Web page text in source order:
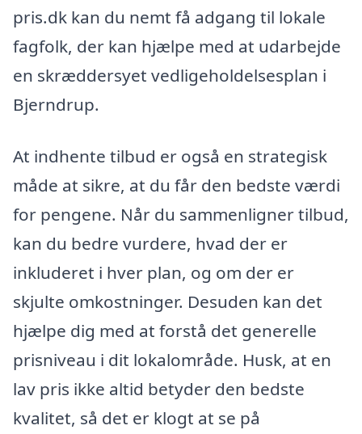
pris.dk kan du nemt få adgang til lokale
fagfolk, der kan hjælpe med at udarbejde
en skræddersyet vedligeholdelsesplan i
Bjerndrup.
At indhente tilbud er også en strategisk
måde at sikre, at du får den bedste værdi
for pengene. Når du sammenligner tilbud,
kan du bedre vurdere, hvad der er
inkluderet i hver plan, og om der er
skjulte omkostninger. Desuden kan det
hjælpe dig med at forstå det generelle
prisniveau i dit lokalområde. Husk, at en
lav pris ikke altid betyder den bedste
kvalitet, så det er klogt at se på